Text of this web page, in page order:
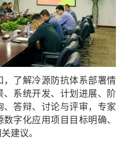
，了解冷源防抗体系部署情
、系统开发、计划进展、阶
答辩、讨论与评审，专家
字化应用项目目标明确、
建议。